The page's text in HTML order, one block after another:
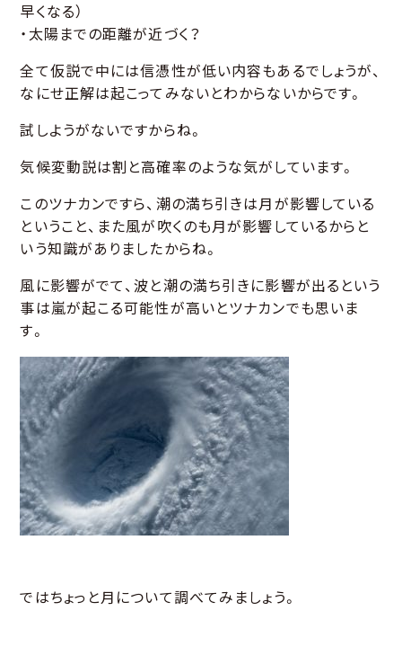
早くなる）
・太陽までの距離が近づく？
全て仮説で中には信憑性が低い内容もあるでしょうが、
なにせ正解は起こってみないとわからないからです。
試しようがないですからね。
気候変動説は割と高確率のような気がしています。
このツナカンですら、潮の満ち引きは月が影響している
ということ、また風が吹くのも月が影響しているからと
いう知識がありましたからね。
風に影響がでて、波と潮の満ち引きに影響が出るという
事は嵐が起こる可能性が高いとツナカンでも思いま
す。
ではちょっと月について調べてみましょう。